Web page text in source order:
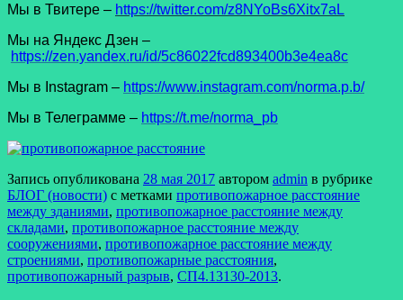
Мы в Твитере – https://twitter.com/z8NYoBs6Xitx7aL
Мы на Яндекс Дзен –
https://zen.yandex.ru/id/5c86022fcd893400b3e4ea8c
Мы в Instagram – https://www.instagram.com/norma.p.b/
Мы в Телеграмме – https://t.me/norma_pb
Запись опубликована 28 мая 2017 автором admin в рубрике
БЛОГ (новости) с метками противопожарное расстояние
между зданиями, противопожарное расстояние между
складами, противопожарное расстояние между
сооружениями, противопожарное расстояние между
строениями, противопожарные расстояния,
противопожарный разрыв, СП4.13130-2013.